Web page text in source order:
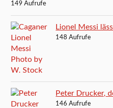
149 Aufrufe
Lionel Messi
148 Aufrufe
Peter Drucker,
146 Aufrufe